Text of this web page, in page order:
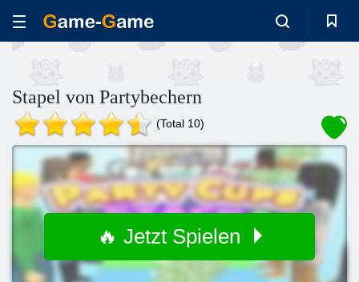
Stapel von Partybechern
(Total 10)
🔥 Jetzt Spielen